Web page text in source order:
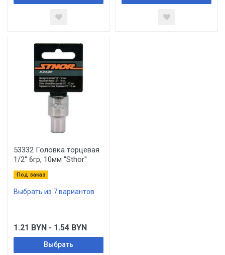
53332 Головка торцевая
1/2'' 6гр, 10мм ''Sthor''
Под заказ
Выбрать из 7 вариантов
1.21 BYN - 1.54 BYN
Выбрать